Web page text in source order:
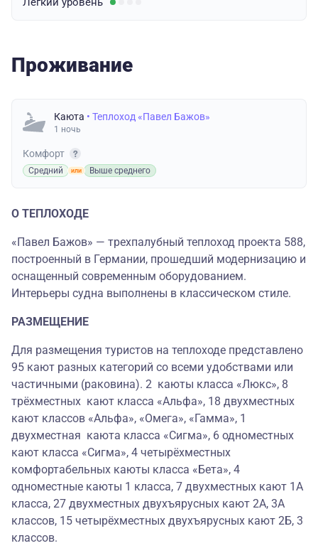
Проживание
Каюта • Теплоход «Павел Бажов»
1 ночь
Комфорт
Средний Выше среднего
О ТЕПЛОХОДЕ
«Павел Бажов» — трехпалубный теплоход проекта 588,
построенный в Германии, прошедший модернизацию и
оснащенный современным оборудованием.
Интерьеры судна выполнены в классическом стиле.
РАЗМЕЩЕНИЕ
Для размещения туристов на теплоходе представлено
95 кают разных категорий со всеми удобствами или
частичными (раковина). 2 каюты класса «Люкс», 8
трёхместных кают класса «Альфа», 18 двухместных
кают классов «Альфа», «Омега», «Гамма», 1
двухместная каюта класса «Сигма», 6 одноместных
кают класса «Сигма», 4 четырёхместных
комфортабельных каюты класса «Бета», 4
одноместные каюты 1 класса, 7 двухместных кают 1А
класса, 27 двухместных двухъярусных кают 2А, 3А
классов, 15 четырёхместных двухъярусных кают 2Б, 3
классов.